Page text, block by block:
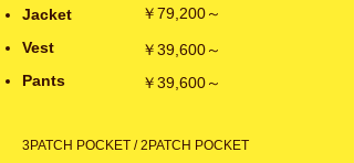
Jacket
Vest
Pants
￥79,200～
￥39,600～
​￥39,600～
3PATCH POCKET / 2PATCH POCKET